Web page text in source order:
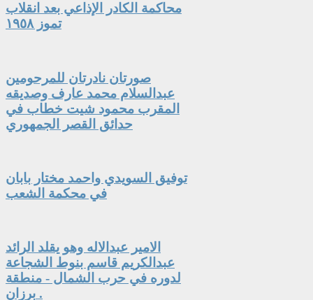
محاكمة الكادر الإذاعي بعد انقلاب
تموز ١٩٥٨
صورتان نادرتان للمرحومين
عبدالسلام محمد عارف وصديقه
المقرب محمود شيت خطاب في
حدائق القصر الجمهوري
توفيق السويدي واحمد مختار بابان
في محكمة الشعب
الامير عبدالاله وهو يقلد الرائد
عبدالكريم قاسم بنوط الشجاعة
لدوره في حرب الشمال - منطقة
برزان .